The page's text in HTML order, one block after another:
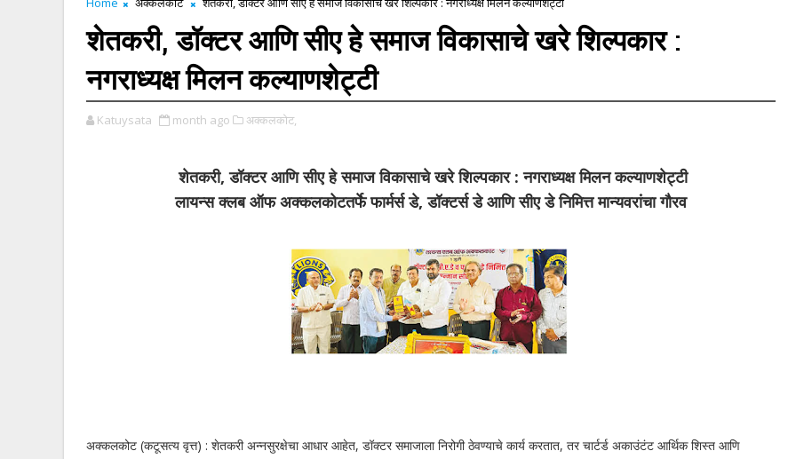
शेतकरी, डॉक्टर आणि सीए हे समाज विकासाचे खरे शिल्पकार :
नगराध्यक्ष मिलन कल्याणशेट्टी
Katuysata month ago अक्कलकोट,
शेतकरी, डॉक्टर आणि सीए हे समाज विकासाचे खरे शिल्पकार : नगराध्यक्ष मिलन कल्याणशेट्टी
लायन्स क्लब ऑफ अक्कलकोटतर्फे फार्मर्स डे, डॉक्टर्स डे आणि सीए डे निमित्त मान्यवरांचा गौरव
अक्कलकोट (कटूसत्य वृत्त) : शेतकरी अन्नसुरक्षेचा आधार आहेत, डॉक्टर समाजाला निरोगी ठेवण्याचे कार्य करतात, तर चार्टर्ड अकाउंटंट आर्थिक शिस्त आणि